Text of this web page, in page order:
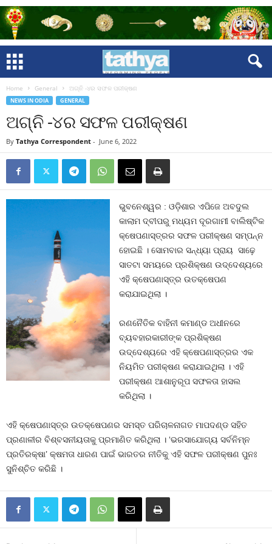
Home General ଅଗ୍ନି -୪ର ସଫଳ ପରୀକ୍ଷଣ
NEWS IN ODIA GENERAL
ଅଗ୍ନି -୪ର ସଫଳ ପରୀକ୍ଷଣ
By Tathya Correspondent - June 6, 2022
ଭୁବନେଶ୍ୱର : ଓଡ଼ିଶାର ଏପିଜେ ଅବଦୁଲ
କାଲାମ ଦ୍ବୀପରୁ ମଧ୍ୟମ ଦୂରଗାମୀ ବାଲିଷ୍ଟିକ
କ୍ଷେପଣାସ୍ତ୍ରର ସଫଳ ପରୀକ୍ଷଣ ସମ୍ପନ୍ନ
ହୋଇଛି । ସୋମବାର ସନ୍ଧ୍ୟା ପ୍ରାୟ ସାଢ଼େ
ସାତଟା ସମୟରେ ପ୍ରଶିକ୍ଷଣ ଉଦ୍ଦେଶ୍ୟରେ
ଏହି କ୍ଷେପଣାସ୍ତ୍ର ଉତକ୍ଷେପଣ
କରାଯାଇଥିଲା ।
ରଣନୈତିକ ବାହିନୀ କମାଣ୍ଡ ଅଧୀନରେ
ବ୍ୟବହାରକାରୀଙ୍କ ପ୍ରଶିକ୍ଷଣ
ଉଦ୍ଦେଶ୍ୟରେ ଏହି କ୍ଷେପଣାସ୍ତ୍ରର ଏକ
ନିୟମିତ ପରୀକ୍ଷଣ କରାଯାଇଥିଲା । ଏହି
ପରୀକ୍ଷଣ ଆଶାନୁରୂପ ସଫଳତା ହାସଲ
କରିଥିଲା ।
ଏହି କ୍ଷେପଣାସ୍ତ୍ର ଉତକ୍ଷେପଣର ସମସ୍ତ ପରିଚାଳନାଗତ ମାପଦଣ୍ଡ ସହିତ
ପ୍ରଣାଳୀର ବିଶ୍ବସନୀୟତାକୁ ପ୍ରମାଣିତ କରିଥିଲା । ‘ଭରସାଯୋଗ୍ୟ ସର୍ବନିମ୍ନ
ପ୍ରତିରକ୍ଷା’ କ୍ଷମତା ଧାରଣ ପାଇଁ ଭାରତର ନୀତିକୁ ଏହି ସଫଳ ପରୀକ୍ଷଣ ପୁନଃ
ସୁନିଶ୍ଚିତ କରିଛି ।